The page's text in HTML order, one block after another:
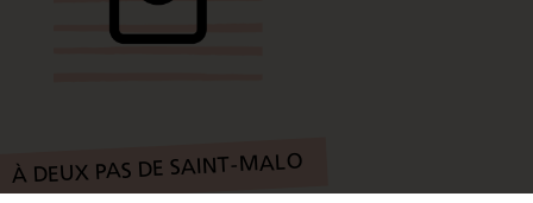
À DEUX PAS DE SAINT-MALO